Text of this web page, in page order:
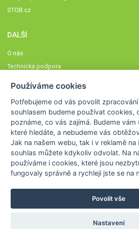
STOB.cz
DALŠÍ
O nás
Technická podpora
Členové STOBklubu
Zásady nakládání s osobními údaji
Otestujte se
Spočítejte si
Výzva 52
Používáme cookies
Potřebujeme od vás povolit
souhlasem budeme používat cookies,
poznáme,co vás zajímá. Budeme vám
které hledáte, a nebudeme vás
Jak na našem webu, tak i v reklamě na
souhlas můžete kdykoliv odvolat. Na
používáme i cookies, které jsou
fungovaly správně a rychleji jste se na
Povolit vše
Nastavení